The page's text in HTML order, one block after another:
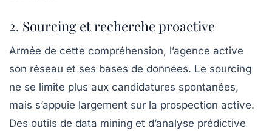
2. Sourcing et recherche proactive
Armée de cette compréhension, l’agence active
son réseau et ses bases de données. Le sourcing
ne se limite plus aux candidatures spontanées,
mais s’appuie largement sur la prospection active.
Des outils de data mining et d’analyse prédictive